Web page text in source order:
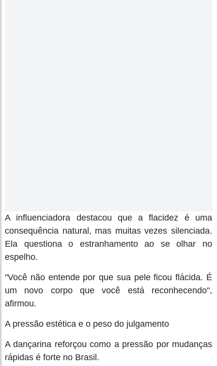
A influenciadora destacou que a flacidez é uma
consequência natural, mas muitas vezes silenciada.
Ela questiona o estranhamento ao se olhar no
espelho.
"Você não entende por que sua pele ficou flácida. É
um novo corpo que você está reconhecendo",
afirmou.
A pressão estética e o peso do julgamento
A dançarina reforçou como a pressão por mudanças
rápidas é forte no Brasil.